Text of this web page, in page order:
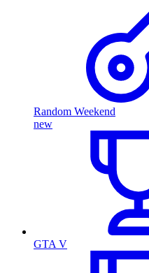
Random Weekend
new
GTA V